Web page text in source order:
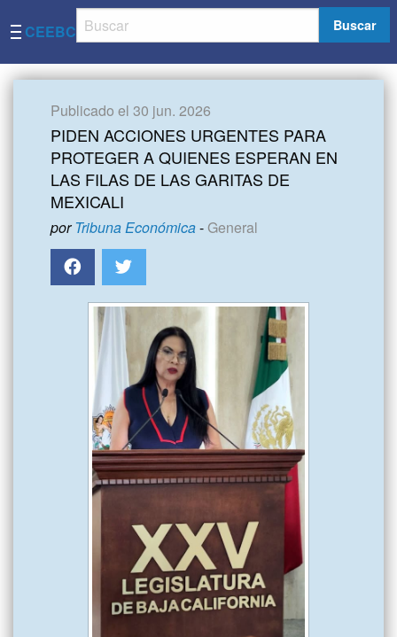
CEEBC Buscar
Publicado el 30 jun. 2026
PIDEN ACCIONES URGENTES PARA
PROTEGER A QUIENES ESPERAN EN
LAS FILAS DE LAS GARITAS DE
MEXICALI
por Tribuna Económica-General